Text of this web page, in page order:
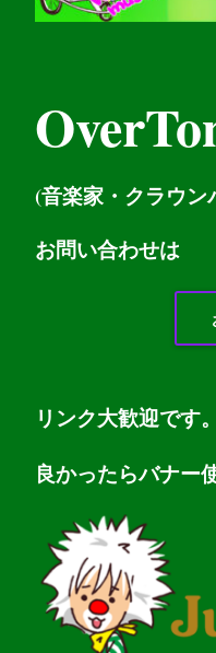
(音楽家・クラウン
お問い合わせは
リンク大歓迎です。
良かったらバナー